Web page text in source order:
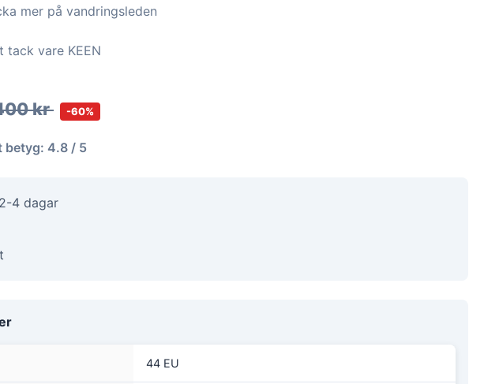
mer på vandringsleden
tack vare KEEN
kr -60%
betyg: 4.8 / 5
4 dagar
44 EU